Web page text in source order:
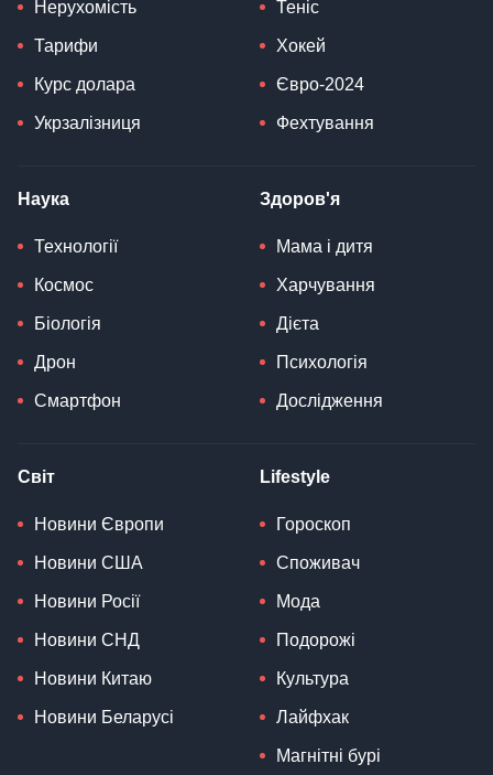
Нерухомість
Тарифи
Курс долара
Укрзалізниця
Теніс
Хокей
Євро-2024
Фехтування
Наука
Технології
Космос
Біологія
Дрон
Смартфон
Здоров'я
Мама і дитя
Харчування
Дієта
Психологія
Дослідження
Світ
Новини Європи
Новини США
Новини Росії
Новини СНД
Новини Китаю
Новини Беларусі
Lifestyle
Гороскоп
Споживач
Мода
Подорожі
Культура
Лайфхак
Магнітні бурі